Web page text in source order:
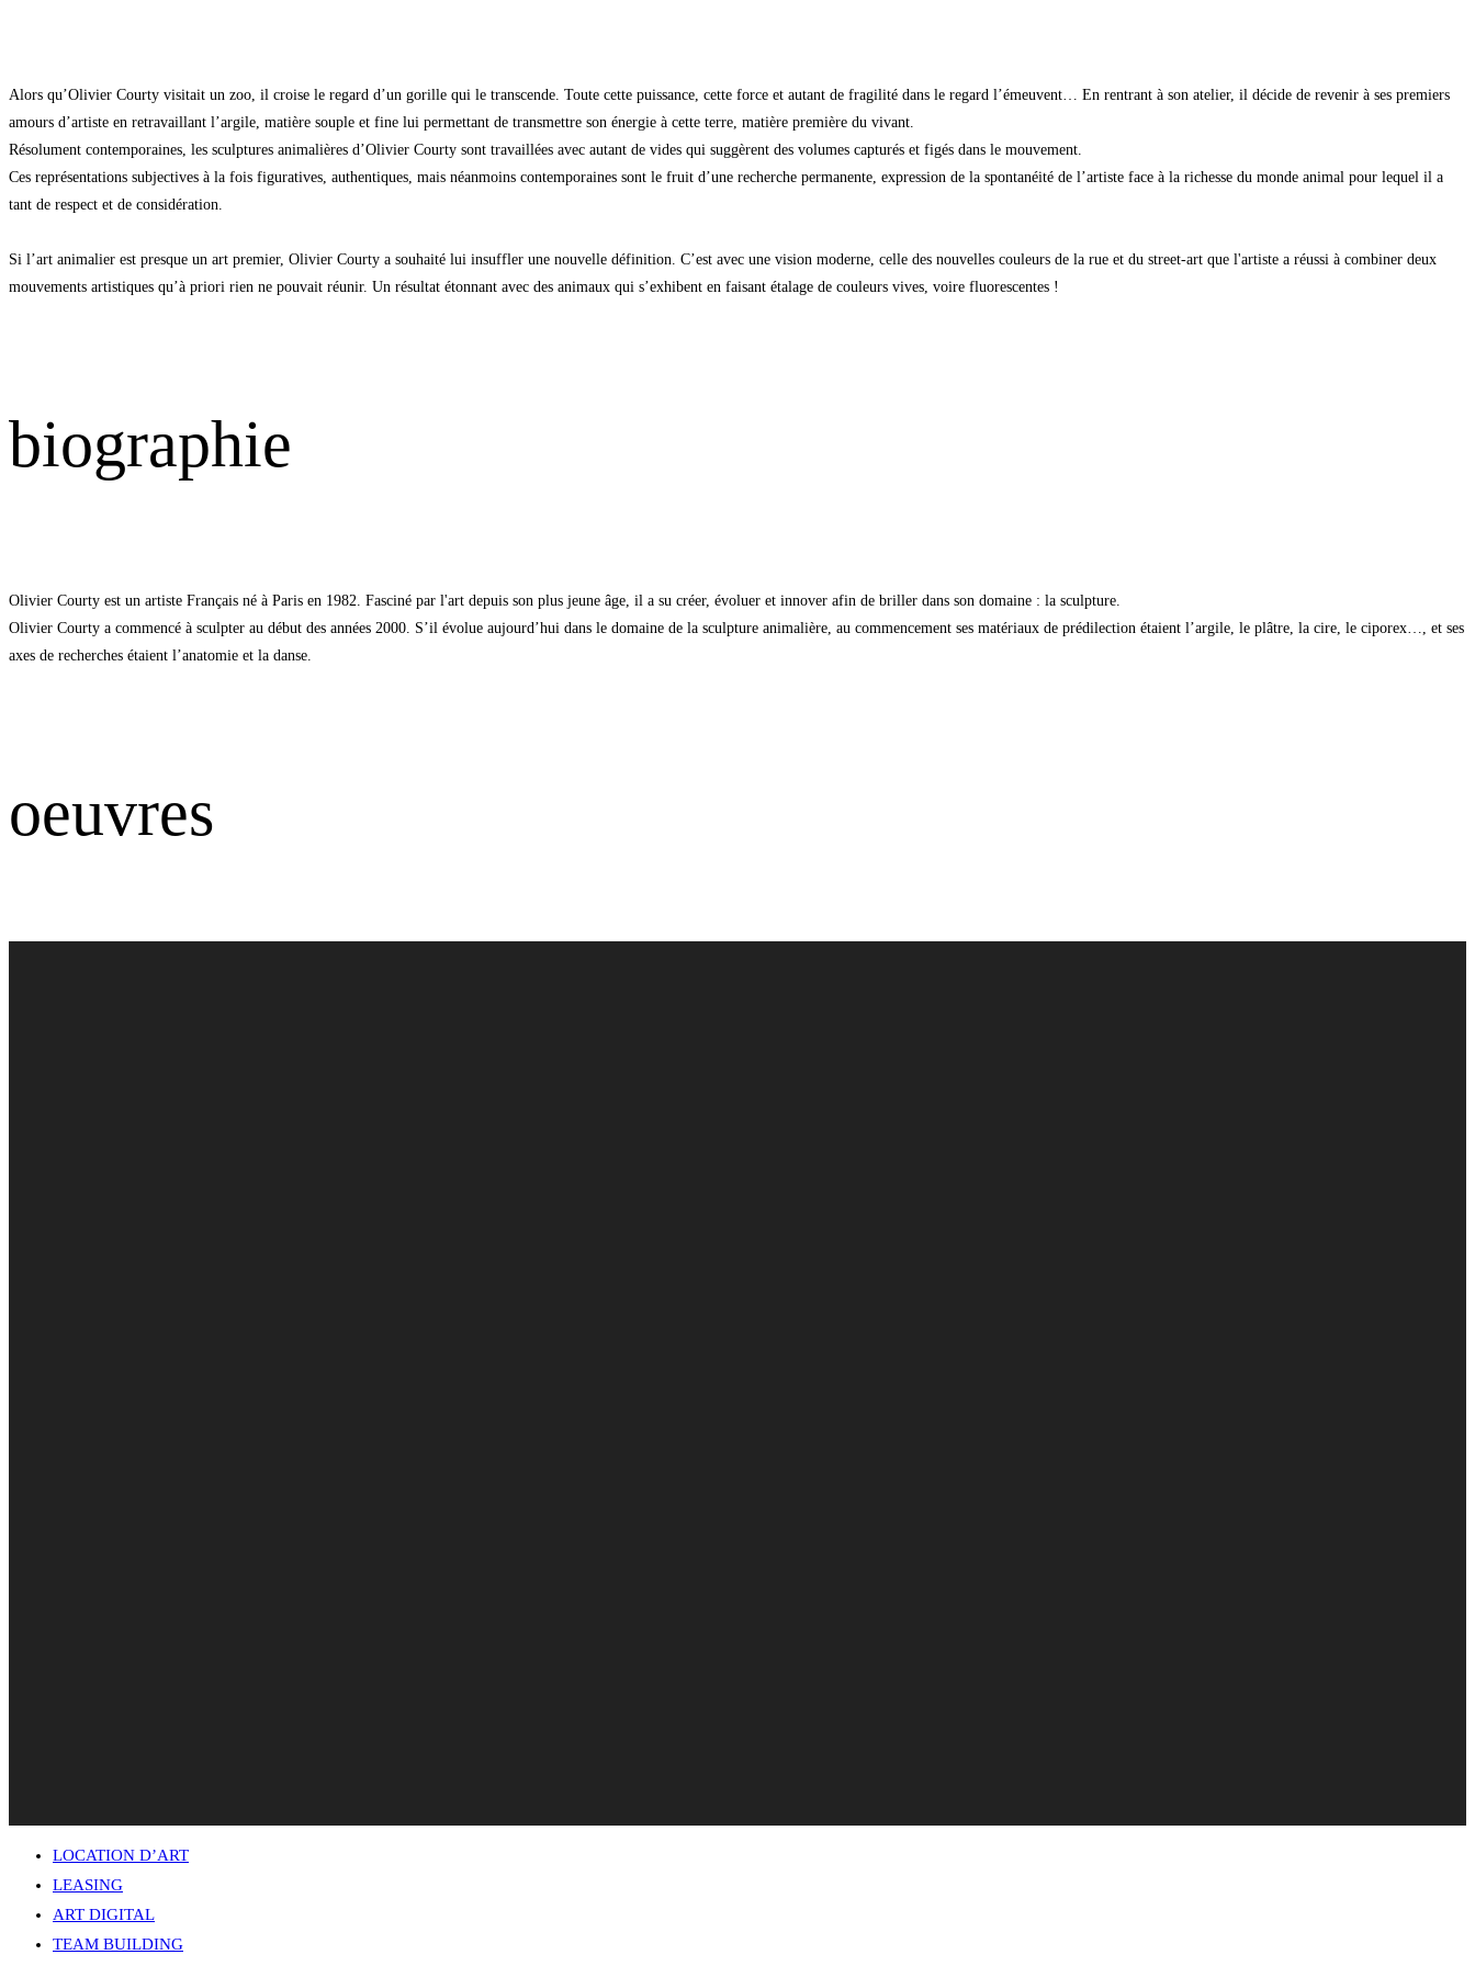
Alors qu’Olivier Courty visitait un zoo, il croise le regard d’un gorille qui le transcende. Toute cette puissance, cette force et autant de fragilité dans le regard l’émeuvent… En rentrant à son atelier, il décide de revenir à ses premiers
amours d’artiste en retravaillant l’argile, matière souple et fine lui permettant de transmettre son énergie à cette terre, matière première du vivant.
Résolument contemporaines, les sculptures animalières d’Olivier Courty sont travaillées avec autant de vides qui suggèrent des volumes capturés et figés dans le mouvement.
Ces représentations subjectives à la fois figuratives, authentiques, mais néanmoins contemporaines sont le fruit d’une recherche permanente, expression de la spontanéité de l’artiste face à la richesse du monde animal pour lequel il a
tant de respect et de considération.
Si l’art animalier est presque un art premier, Olivier Courty a souhaité lui insuffler une nouvelle définition. C’est avec une vision moderne, celle des nouvelles couleurs de la rue et du street-art que l'artiste a réussi à combiner deux
mouvements artistiques qu’à priori rien ne pouvait réunir. Un résultat étonnant avec des animaux qui s’exhibent en faisant étalage de couleurs vives, voire fluorescentes !
biographie
Olivier Courty est un artiste Français né à Paris en 1982. Fasciné par l'art depuis son plus jeune âge, il a su créer, évoluer et innover afin de briller dans son domaine : la sculpture.
Olivier Courty a commencé à sculpter au début des années 2000. S’il évolue aujourd’hui dans le domaine de la sculpture animalière, au commencement ses matériaux de prédilection étaient l’argile, le plâtre, la cire, le ciporex…, et ses
axes de recherches étaient l’anatomie et la danse.
oeuvres
LOCATION D’ART
LEASING
ART DIGITAL
TEAM BUILDING